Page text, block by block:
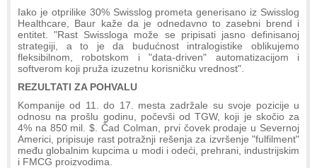
Iako je otprilike 30% Swisslog prometa generisano iz Swisslog
Healthcare, Baur kaže da je odnedavno to zasebni brend i
entitet. "Rast Swissloga može se pripisati jasno definisanoj
strategiji, a to je da budućnost intralogistike oblikujemo
fleksibilnom, robotskom i "data-driven" automatizacijom i
softverom koji pruža izuzetnu korisničku vrednost".
REZULTATI ZA POHVALU
Kompanije od 11. do 17. mesta zadržale su svoje pozicije u
odnosu na prošlu godinu, počevši od TGW, koji je skočio za
4% na 850 mil. $. Čad Colman, prvi čovek prodaje u Severnoj
Americi, pripisuje rast potražnji rešenja za izvršenje "fulfilment"
među globalnim kupcima u modi i odeći, prehrani, industrijskim
i FMCG proizvodima.